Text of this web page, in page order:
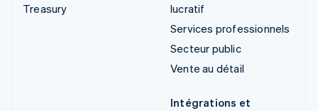
Treasury
lucratif
Services professionnels
Secteur public
Vente au détail
Intégrations et